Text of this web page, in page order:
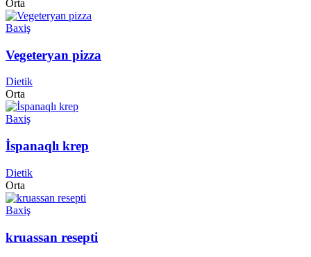
Orta
Baxiş
Vegeteryan pizza
Dietik
Orta
Baxiş
İspanaqlı krep
Dietik
Orta
Baxiş
kruassan resepti